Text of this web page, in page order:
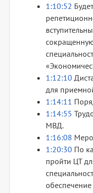
1:10:52
1:12:10
для
1:14:11
1:14:55
МВД.
1:16:08
1:20:30 По
пройти ЦТ